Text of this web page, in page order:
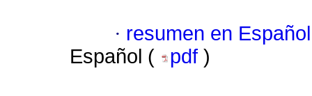
· resumen en Español
Español (
pdf )